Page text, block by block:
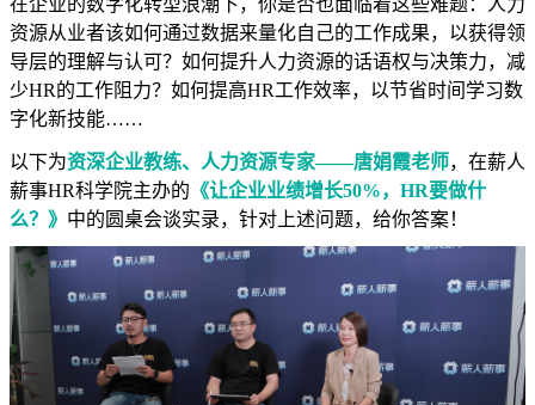
资源从业者该如何通过数据来量化自己的工作成果，以获得领
导层的理解与认可？如何提升人力资源的话语权与决策力，减
少HR的工作阻力？如何提高HR工作效率，以节省时间学习数
字化新技能……
以下为资深企业教练、人力资源专家——唐娟霞老师，在薪人
薪事HR科学院主办的 《让企业业绩增长50%，HR要做什
么？》 中的圆桌会谈实录，针对上述问题，给你答案！